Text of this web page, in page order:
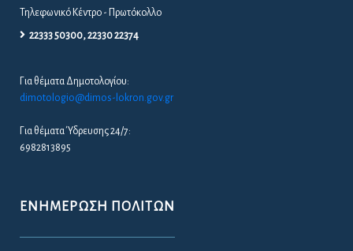
Τηλεφωνικό Κέντρο - Πρωτόκολλο
22333 50300, 22330 22374
Για θέματα Δημοτολογίου:
dimotologio@dimos-lokron.gov.gr
Για θέματα Ύδρευσης 24/7:
6982813895
ΕΝΗΜΈΡΩΣΗ ΠΟΛΙΤΏΝ